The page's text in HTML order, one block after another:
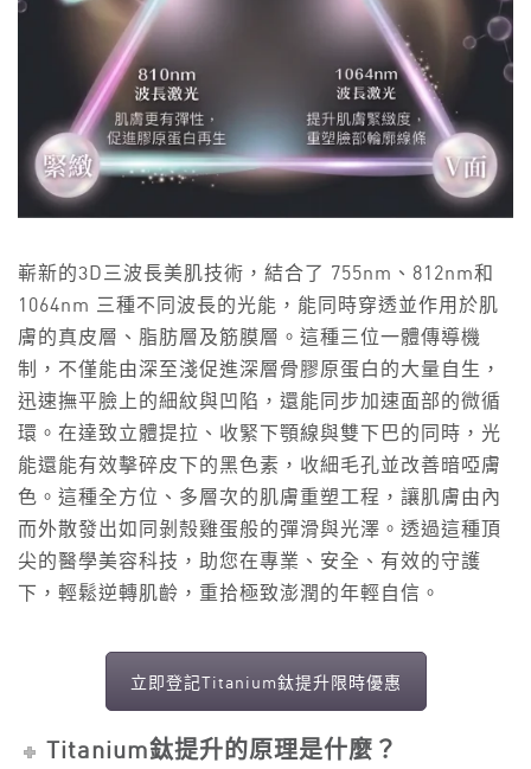
嶄新的3D三波長美肌技術，結合了 755nm、812nm和
1064nm 三種不同波長的光能，能同時穿透並作用於肌
膚的真皮層、脂肪層及筋膜層。這種三位一體傳導機
制，不僅能由深至淺促進深層骨膠原蛋白的大量自生，
迅速撫平臉上的細紋與凹陷，還能同步加速面部的微循
環。在達致立體提拉、收緊下顎線與雙下巴的同時，光
能還能有效擊碎皮下的黑色素，收細毛孔並改善暗啞膚
色。這種全方位、多層次的肌膚重塑工程，讓肌膚由內
而外散發出如同剝殼雞蛋般的彈滑與光澤。透過這種頂
尖的醫學美容科技，助您在專業、安全、有效的守護
下，輕鬆逆轉肌齡，重拾極致澎潤的年輕自信。
立即登記Titanium鈦提升限時優惠
Titanium鈦提升的原理是什麼？